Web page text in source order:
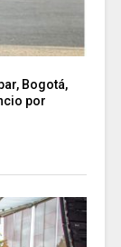
Bogotá,
por